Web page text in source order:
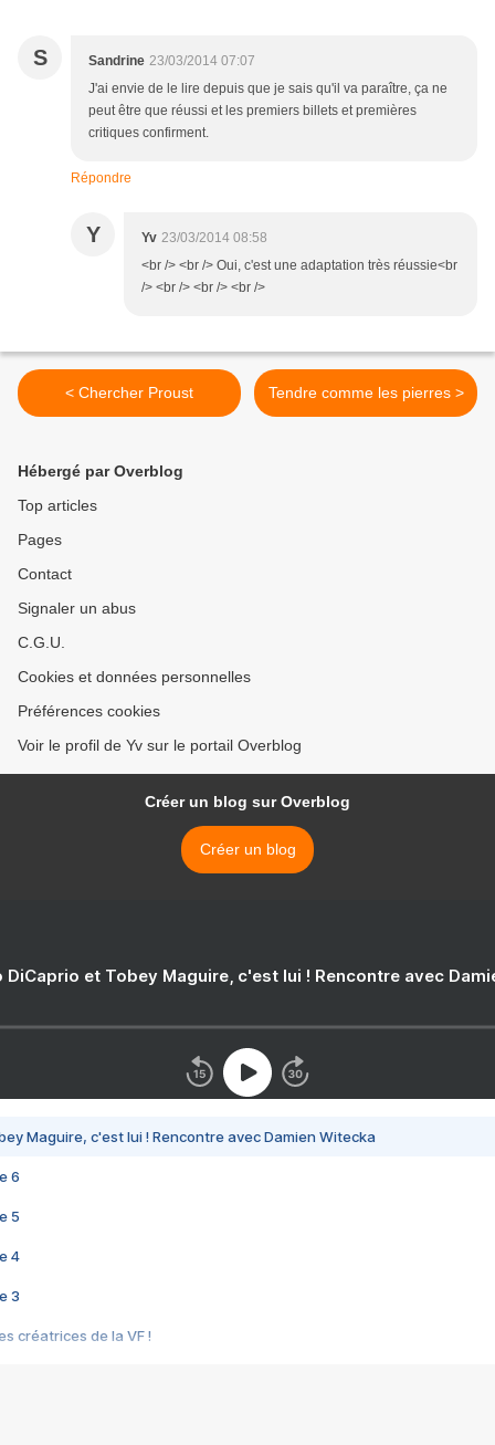
S Sandrine 23/03/2014 07:07
J'ai envie de le lire depuis que je sais qu'il va paraître, ça ne
peut être que réussi et les premiers billets et premières
critiques confirment.
Répondre
Y Yv 23/03/2014 08:58
<br /> <br /> Oui, c'est une adaptation très réussie<br
/> <br /> <br /> <br />
< Chercher Proust Tendre comme les pierres >
Hébergé par Overblog
Top articles
Pages
Contact
Signaler un abus
C.G.U.
Cookies et données personnelles
Préférences cookies
Voir le profil de Yv sur le portail Overblog
Créer un blog sur Overblog
Créer un blog
DiCaprio et Tobey Maguire, c'est lui ! Rencontre avec
Maguire, c'est lui ! Rencontre avec Damien Witecka
6
5
4
3
créatrices de la VF !